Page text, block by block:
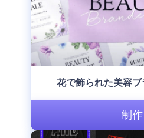
花で飾られた美容ブ
制作